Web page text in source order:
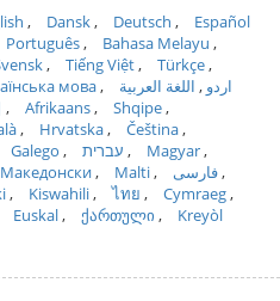
Dansk Deutsch
Español
Português
Bahasa Melayu
Tiếng Việt
Türkçe
мова اردو
اللغة العربية
Afrikaans
Shqipe
Hrvatska
Čeština
Galego עברית
Magyar
Македонски Malti
فارسی
Kiswahili ไทย
Cymraeg
Euskal ქართული
Kreyòl